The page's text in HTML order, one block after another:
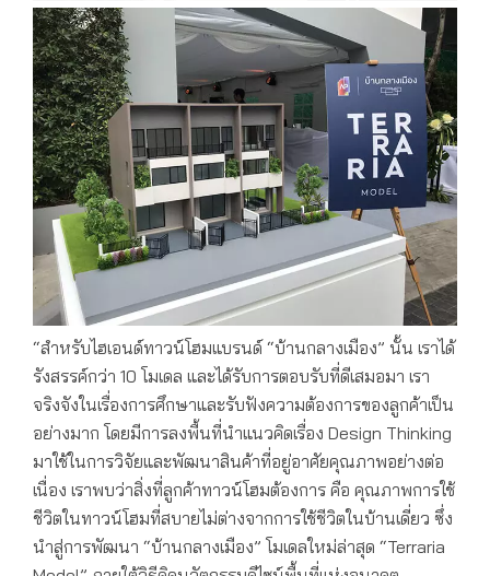
“สำหรับไฮเอนด์ทาวน์โฮมแบรนด์ “บ้านกลางเมือง” นั้น เราได้
รังสรรค์กว่า 10 โมเดล และได้รับการตอบรับที่ดีเสมอมา เรา
จริงจังในเรื่องการศึกษาและรับฟังความต้องการของลูกค้าเป็น
อย่างมาก โดยมีการลงพื้นที่นำแนวคิดเรื่อง Design Thinking
มาใช้ในการวิจัยและพัฒนาสินค้าที่อยู่อาศัยคุณภาพอย่างต่อ
เนื่อง เราพบว่าสิ่งที่ลูกค้าทาวน์โฮมต้องการ คือ คุณภาพการใช้
ชีวิตในทาวน์โฮมที่สบายไม่ต่างจากการใช้ชีวิตในบ้านเดี่ยว ซึ่ง
นำสู่การพัฒนา “บ้านกลางเมือง” โมเดลใหม่ล่าสุด “Terraria